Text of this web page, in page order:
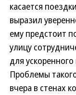
касается
выразил
ему предстоит
улицу
для
Проблемы
вчера в стенах